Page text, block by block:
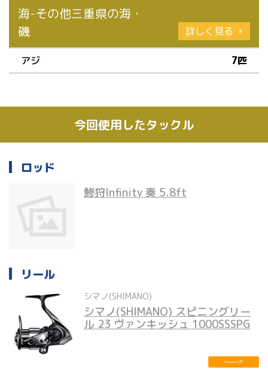
海-その他三重県の海・
磯
詳しく見る
アジ 7匹
今回使用したタックル
ロッド
鯵狩Infinity 奏 5.8ft
リール
シマノ(SHIMANO)
シマノ(SHIMANO) スピニングリー
ル 23 ヴァンキッシュ 1000SSSPG